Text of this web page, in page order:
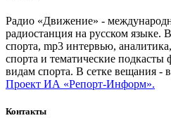
Радио «Движение» -
радиостанция на русском языке.
спорта, mp3 интервью,
спорта и тематические
видам спорта. В сетке вещания -
Проект ИА «Репорт-Информ».
Контакты